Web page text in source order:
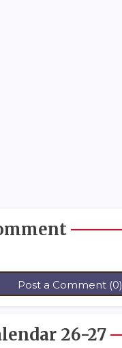
Post a Comment (0)
26-27